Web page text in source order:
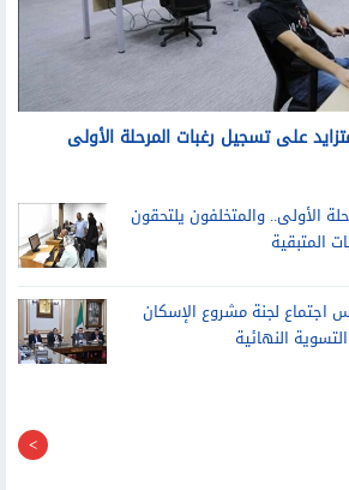
على تسجيل رغبات المرحلة الأولى
الأولى.. والمتخلفون يلتحقون
المتبقية
اجتماع لجنة مشروع الإسكان
النهائية